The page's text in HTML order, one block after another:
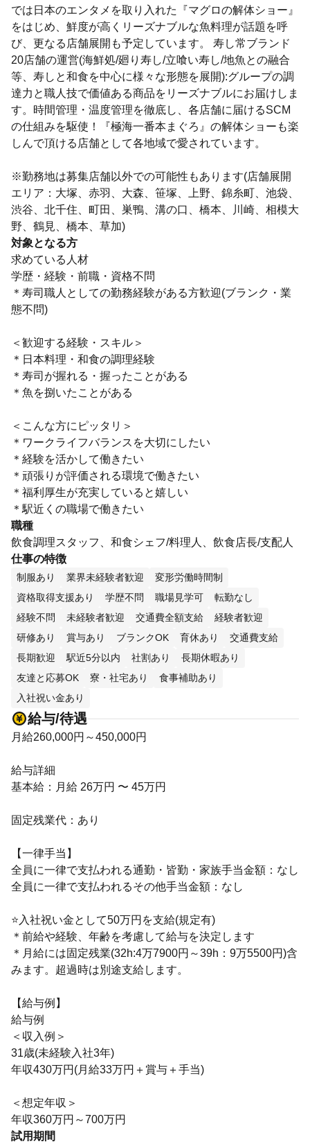
では日本のエンタメを取り入れた『マグロの解体ショー』
をはじめ、鮮度が高くリーズナブルな魚料理が話題を呼
び、更なる店舗展開も予定しています。 寿し常ブランド
20店舗の運営(海鮮処/廻り寿し/立喰い寿し/地魚との融合
等、寿しと和食を中心に様々な形態を展開):グループの調
達力と職人技で価値ある商品をリーズナブルにお届けしま
す。時間管理・温度管理を徹底し、各店舗に届けるSCM
の仕組みを駆使！『極海一番本まぐろ』の解体ショーも楽
しんで頂ける店舗として各地域で愛されています。
※勤務地は募集店舗以外での可能性もあります(店舗展開
エリア：大塚、赤羽、大森、笹塚、上野、錦糸町、池袋、
渋谷、北千住、町田、巣鴨、溝の口、橋本、川崎、相模大
野、鶴見、橋本、草加)
対象となる方
求めている人材
学歴・経験・前職・資格不問
＊寿司職人としての勤務経験がある方歓迎(ブランク・業
態不問)
＜歓迎する経験・スキル＞
＊日本料理・和食の調理経験
＊寿司が握れる・握ったことがある
＊魚を捌いたことがある
＜こんな方にピッタリ＞
＊ワークライフバランスを大切にしたい
＊経験を活かして働きたい
＊頑張りが評価される環境で働きたい
＊福利厚生が充実していると嬉しい
＊駅近くの職場で働きたい
職種
飲食調理スタッフ、和食シェフ/料理人、飲食店長/支配人
仕事の特徴
制服あり 業界未経験者歓迎
変形労働時間制
資格取得支援あり
学歴不問 職場見学可
転勤なし
経験不問
未経験者歓迎 交通費全額支給
経験者歓迎
研修あり
賞与あり ブランクOK 育休あり
交通費支給
長期歓迎
駅近5分以内 社割あり
長期休暇あり
友達と応募OK
寮・社宅あり
食事補助あり
入社祝い金あり
給与/待遇
月給260,000円～450,000円
給与詳細
基本給：月給 26万円 〜 45万円
固定残業代：あり
【一律手当】
全員に一律で支払われる通勤・皆勤・家族手当金額：なし
全員に一律で支払われるその他手当金額：なし
⭐入社祝い金として50万円を支給(規定有)
＊前給や経験、年齢を考慮して給与を決定します
＊月給には固定残業(32h:4万7900円～39h：9万5500円)含
みます。超過時は別途支給します。
【給与例】
給与例
＜収入例＞
31歳(未経験入社3年)
年収430万円(月給33万円＋賞与＋手当)
＜想定年収＞
年収360万円～700万円
試用期間